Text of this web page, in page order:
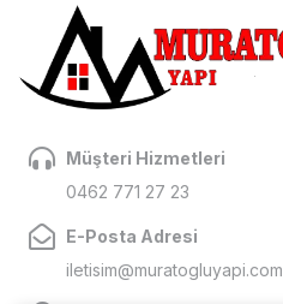
Müşteri Hizmetleri
0462 771 27 23
E-Posta Adresi
iletisim@muratogluyapi.com